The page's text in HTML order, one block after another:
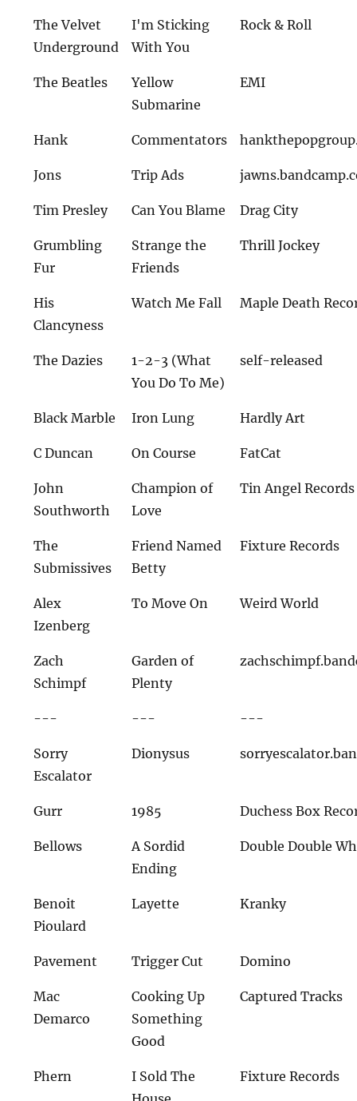
The Velvet
Underground
I'm Sticking
With You
Rock & Roll
The Beatles
Yellow
Submarine
EMI
Hank Commentators
Jons Trip Ads
Tim Presley Can You Blame Drag City
Grumbling
Fur
Strange the
Friends
Thrill Jockey
His
Clancyness
Watch Me Fall Maple Death
The Dazies
1-2-3 (What
You Do To Me)
self-released
Black Marble Iron Lung Hardly Art
C Duncan On Course FatCat
John
Southworth
Champion of
Love
Tin Angel Records
The
Submissives
Friend Named
Betty
Fixture Records
Alex
Izenberg
To Move On Weird World
Zach
Schimpf
Garden of
Plenty
--- --- ---
Sorry
Escalator
Dionysus
Gurr 1985 Duchess Box
Bellows
A Sordid
Ending
Double Double
Benoit
Pioulard
Layette Kranky
Pavement Trigger Cut Domino
Mac
Demarco
Cooking Up
Something
Good
Captured Tracks
Phern
I Sold The
Fixture Records